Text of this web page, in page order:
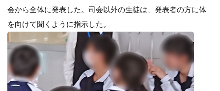
会から全体に発表した。司会以外の生徒は、発表者の方に体
を向けて聞くように指示した。